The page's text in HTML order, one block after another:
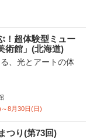
！超体験型ミュー
館」(北海道)
、光とアートの体
8月30日(日)
つり(第73回)